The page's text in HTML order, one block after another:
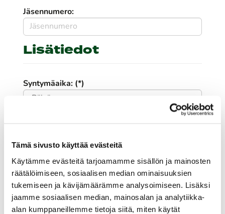
Tämä sivusto käyttää evästeitä
Käytämme evästeitä tarjoamamme sisällön ja mainosten
räätälöimiseen, sosiaalisen median ominaisuuksien
tukemiseen ja kävijämäärämme analysoimiseen. Lisäksi
jaamme sosiaalisen median, mainosalan ja analytiikka-
alan kumppaneillemme tietoja siitä, miten käytät
Jäsennumero:
Lisätiedot
Syntymäaika: (*)
Sukupuoli:
Rekisteröidy